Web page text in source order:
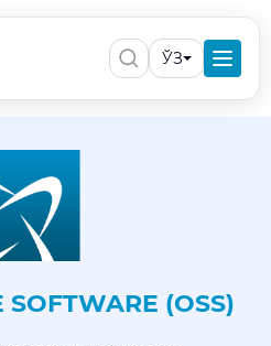
ЎЗ
SOFTWARE (OSS)